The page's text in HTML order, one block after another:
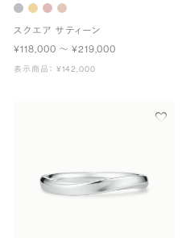
スクエア サティーン
¥118,000 〜 ¥219,000
表示商品： ¥142,000